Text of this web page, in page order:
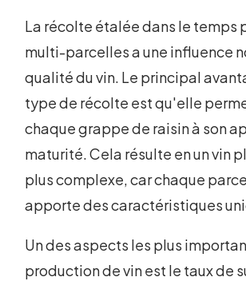
La récolte étalée dans le temps
multi-parcelles a une influence
qualité du vin. Le principal
type de récolte est qu'elle
chaque grappe de raisin à son
maturité. Cela résulte en un vin
plus complexe, car chaque
apporte des caractéristiques
Un des aspects les plus
production de vin est le taux de